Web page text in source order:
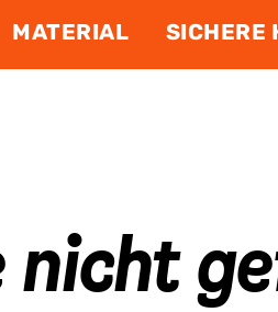
MATERIAL SICHERE